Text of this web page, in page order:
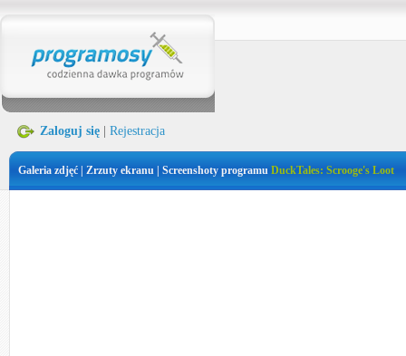
Zaloguj się Rejestracja
Galeria zdjęć | Zrzuty ekranu | Screenshoty programu DuckTales: Scrooge's Loot